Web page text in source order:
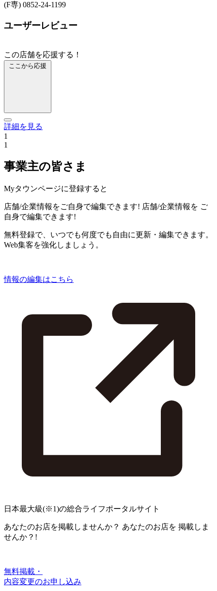
(F専) 0852-24-1199
ユーザーレビュー
この店舗を応援する！
ここから応援
詳細を見る
1
1
事業主の皆さま
Myタウンページに登録すると
店舗/企業情報をご自身で編集できます! 店舗/企業情報を ご
自身で編集できます!
無料登録で、いつでも何度でも自由に更新・編集できます。
Web集客を強化しましょう。
情報の編集はこちら
日本最大級(※1)の総合ライフポータルサイト
あなたのお店を掲載しませんか？ あなたのお店を 掲載しま
せんか？!
無料掲載・
内容変更のお申し込み